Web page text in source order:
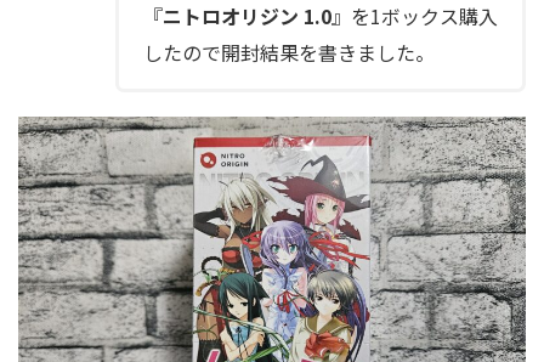
『ニトロオリジン 1.0』を1ボックス購入
したので開封結果を書きました。